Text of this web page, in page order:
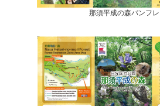
那須平成の森パンフレ